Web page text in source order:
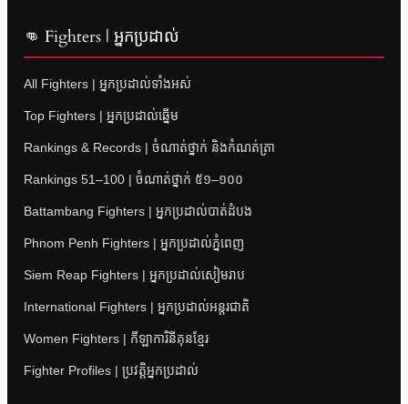
👊 Fighters | អ្នកប្រដាល់
All Fighters | អ្នកប្រដាល់ទាំងអស់
Top Fighters | អ្នកប្រដាល់ឆ្នើម
Rankings & Records | ចំណាត់ថ្នាក់ និងកំណត់ត្រា
Rankings 51–100 | ចំណាត់ថ្នាក់ ៥១–១០០
Battambang Fighters | អ្នកប្រដាល់បាត់ដំបង
Phnom Penh Fighters | អ្នកប្រដាល់ភ្នំពេញ
Siem Reap Fighters | អ្នកប្រដាល់សៀមរាប
International Fighters | អ្នកប្រដាល់អន្តរជាតិ
Women Fighters | កីឡាការិនីគុនខ្មែរ
Fighter Profiles | ប្រវត្តិអ្នកប្រដាល់